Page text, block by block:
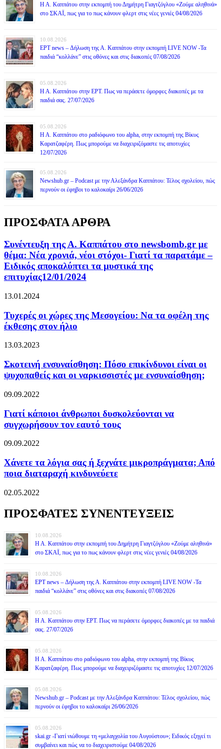
Η Α. Καππάτου στην εκπομπή του Δημήτρη Γιαγτζόγλου «Ζούμε αληθινά»
στο ΣΚΑΪ, πως για το πως κάνουν φλερτ στις νέες γενιές 04/08/2026
10.08.2026
ΕΡΤ news – Δήλωση της Α. Καππάτου στην εκπομπή LIVE NOW -Τα
παιδιά “κολλάνε” στις οθόνες και στις διακοπές 07/08/2026
05.08.2026
Η Α. Καππάτου στην ΕΡΤ. Πως να περάσετε όμορφες διακοπές με τα
παιδιά σας. 27/07/2026
05.08.2026
Η Α. Καππάτου στο ραδιόφωνο του alpha, στην εκπομπή της Βίκυς
Καρατζαφέρη. Πως μπορούμε να διαχειριζόμαστε τις αποτυχίες
12/07/2026
05.08.2026
Newshub.gr – Podcast με την Αλεξάνδρα Καππάτου: Τέλος σχολείου, πώς
περνούν οι έφηβοι το καλοκαίρι 26/06/2026
ΠΡΟΣΦΑΤΑ ΑΡΘΡΑ
Συνέντευξη της Α. Καππάτου στο newsbomb.gr με
θέμα: Νέα χρονιά, νέοι στόχοι- Γιατί τα παρατάμε –
Ειδικός αποκαλύπτει τα μυστικά της
επιτυχίας12/01/2024
13.01.2024
Τυχερές οι χώρες της Μεσογείου: Να τα οφέλη της
έκθεσης στον ήλιο
13.03.2023
Σκοτεινή ενσυναίσθηση: Πόσο επικίνδυνοι είναι οι
ψυχοπαθείς και οι ναρκισσιστές με ενσυναίσθηση;
09.09.2022
Γιατί κάποιοι άνθρωποι δυσκολεύονται να
συγχωρήσουν τον εαυτό τους
09.09.2022
Χάνετε τα λόγια σας ή ξεχνάτε μικροπράγματα; Από
ποια διαταραχή κινδυνεύετε
02.05.2022
ΠΡΟΣΦΑΤΕΣ ΣΥΝΕΝΤΕΥΞΕΙΣ
10.08.2026
Η Α. Καππάτου στην εκπομπή του Δημήτρη Γιαγτζόγλου «Ζούμε αληθινά»
στο ΣΚΑΪ, πως για το πως κάνουν φλερτ στις νέες γενιές 04/08/2026
10.08.2026
ΕΡΤ news – Δήλωση της Α. Καππάτου στην εκπομπή LIVE NOW -Τα
παιδιά “κολλάνε” στις οθόνες και στις διακοπές 07/08/2026
05.08.2026
Η Α. Καππάτου στην ΕΡΤ. Πως να περάσετε όμορφες διακοπές με τα παιδιά
σας. 27/07/2026
05.08.2026
Η Α. Καππάτου στο ραδιόφωνο του alpha, στην εκπομπή της Βίκυς
Καρατζαφέρη. Πως μπορούμε να διαχειριζόμαστε τις αποτυχίες 12/07/2026
05.08.2026
Newshub.gr – Podcast με την Αλεξάνδρα Καππάτου: Τέλος σχολείου, πώς
περνούν οι έφηβοι το καλοκαίρι 26/06/2026
05.08.2026
skai.gr -Γιατί νιώθουμε τη «μελαγχολία του Αυγούστου»; Ειδικός εξηγεί τι
συμβαίνει και πώς να το διαχειριστούμε 04/08/2026